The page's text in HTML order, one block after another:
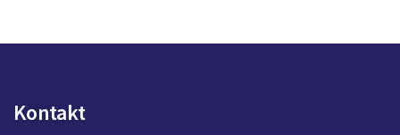
n
k
Kontakt